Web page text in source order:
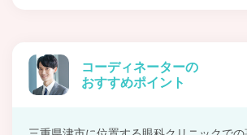
コーディネーターの
おすすめポイント